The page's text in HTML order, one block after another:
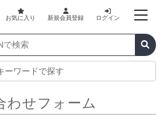
お気に入り 新規会員登録 ログイン
ーワードで探す
わせフォーム